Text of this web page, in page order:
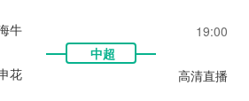
牛 19:00
中超
花
高清直播